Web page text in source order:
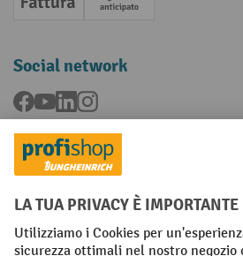
Fattura Pagamento anticipato
Social network
Facebook
YouTubeLinkedInInstagram
Condizioni Generali di Vendita
Dichiarazione di protezione dei dati